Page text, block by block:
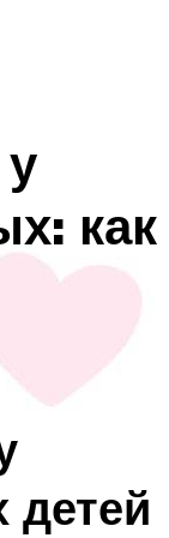
как